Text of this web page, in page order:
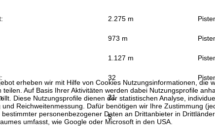
erheben wir mit Hilfe von Cookies Nutzungsinformationen, die
Auf Basis Ihrer Aktivitäten werden dabei Nutzungsprofile
Diese Nutzungsprofile dienen der statistischen Analyse,
und Reichweitenmessung. Dafür benötigen wir Ihre Zustimmung
personenbezogener Daten an Drittanbieter in
umfasst, wie Google oder Microsoft in den USA.
2.275 m
973 m
1.127 m
32
21
5